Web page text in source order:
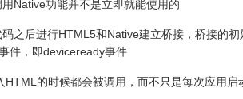
Native功能并不是立即就能使用的
之后进行HTML5和Native建立桥接，桥接的
件，即deviceready事件
的时候都会被调用，而不只是每次应用启